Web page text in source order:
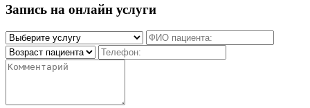
Запись на онлайн услуги